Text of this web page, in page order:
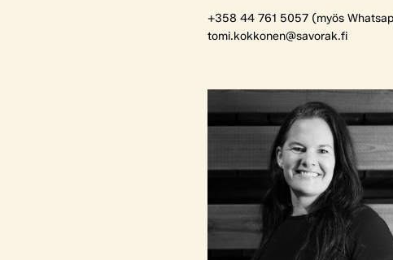
+358 44 761 5057 (myös
tomi.kokkonen@savorak.fi